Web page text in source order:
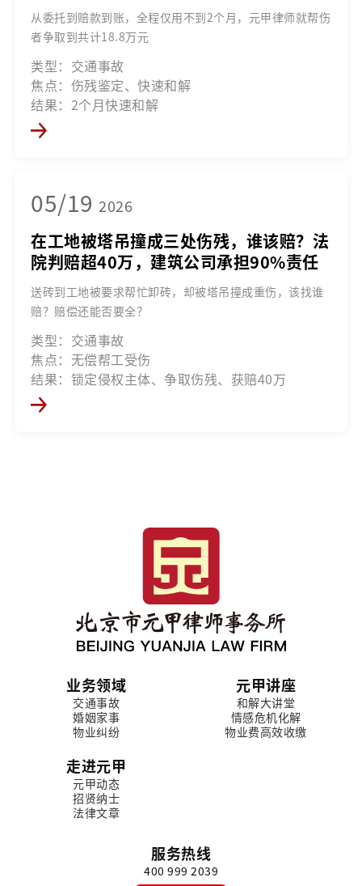
从委托到赔款到账，全程仅用不到2个月，元甲律师就帮伤
者争取到共计18.8万元
类型：交通事故
焦点：伤残鉴定、快速和解
结果：2个月快速和解
05/19 2026
在工地被塔吊撞成三处伤残，谁该赔？法
院判赔超40万，建筑公司承担90%责任
送砖到工地被要求帮忙卸砖，却被塔吊撞成重伤，该找谁
赔？赔偿还能否要全？
类型：交通事故
焦点：无偿帮工受伤
结果：锁定侵权主体、争取伤残、获赔40万
业务领域
交通事故
婚姻家事
物业纠纷
元甲讲座
和解大讲堂
情感危机化解
物业费高效收缴
走进元甲
元甲动态
招贤纳士
法律文章
服务热线
400 999 2039